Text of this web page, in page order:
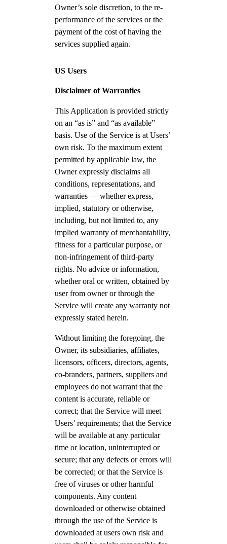
Owner’s sole discretion, to the re-
performance of the services or the
payment of the cost of having the
services supplied again.
US Users
Disclaimer of Warranties
This Application is provided strictly
on an “as is” and “as available”
basis. Use of the Service is at Users’
own risk. To the maximum extent
permitted by applicable law, the
Owner expressly disclaims all
conditions, representations, and
warranties — whether express,
implied, statutory or otherwise,
including, but not limited to, any
implied warranty of merchantability,
fitness for a particular purpose, or
non-infringement of third-party
rights. No advice or information,
whether oral or written, obtained by
user from owner or through the
Service will create any warranty not
expressly stated herein.
Without limiting the foregoing, the
Owner, its subsidiaries, affiliates,
licensors, officers, directors, agents,
co-branders, partners, suppliers and
employees do not warrant that the
content is accurate, reliable or
correct; that the Service will meet
Users’ requirements; that the Service
will be available at any particular
time or location, uninterrupted or
secure; that any defects or errors will
be corrected; or that the Service is
free of viruses or other harmful
components. Any content
downloaded or otherwise obtained
through the use of the Service is
downloaded at users own risk and